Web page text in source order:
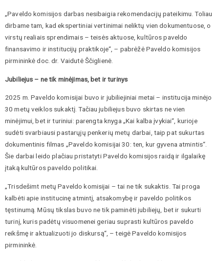
„Paveldo komisijos darbas nesibaigia rekomendacijų pateikimu. Toliau
dirbame tam, kad ekspertiniai vertinimai neliktų vien dokumentuose, o
virstų realiais sprendimais – teisės aktuose, kultūros paveldo
finansavimo ir institucijų praktikoje“, – pabrėžė Paveldo komisijos
pirmininkė doc. dr. Vaidutė Ščiglienė.
Jubiliejus – ne tik minėjimas, bet ir turinys
2025 m. Paveldo komisijai buvo ir jubiliejiniai metai – institucija minėjo
30 metų veiklos sukaktį. Tačiau jubiliejus buvo skirtas ne vien
minėjimui, bet ir turiniui: parengta knyga „Kai kalba įvykiai“, kurioje
sudėti svarbiausi pastarųjų penkerių metų darbai, taip pat sukurtas
dokumentinis filmas „Paveldo komisijai 30: ten, kur gyvena atmintis“.
Šie darbai leido plačiau pristatyti Paveldo komisijos raidą ir ilgalaikę
įtaką kultūros paveldo politikai.
„Trisdešimt metų Paveldo komisijai – tai ne tik sukaktis. Tai proga
kalbėti apie institucinę atmintį, atsakomybę ir paveldo politikos
tęstinumą. Mūsų tikslas buvo ne tik paminėti jubiliejų, bet ir sukurti
turinį, kuris padėtų visuomenei geriau suprasti kultūros paveldo
reikšmę ir aktualizuoti jo diskursą“, – teigė Paveldo komisijos
pirmininkė.